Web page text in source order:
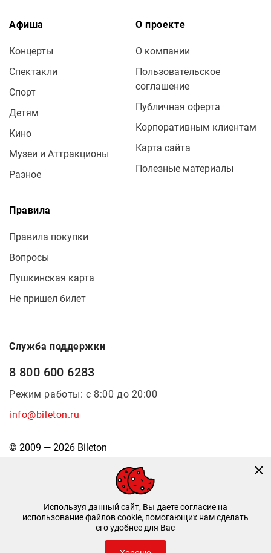
Афиша
Концерты
Спектакли
Спорт
Детям
Кино
Музеи и Аттракционы
Разное
О проекте
О компании
Пользовательское
соглашение
Публичная оферта
Корпоративным клиентам
Карта сайта
Полезные материалы
Правила
Правила покупки
Вопросы
Пушкинская карта
Не пришел билет
Служба поддержки
8 800 600 6283
Режим работы: с 8:00 до 20:00
info@bileton.ru
© 2009 — 2026 Bileton
Инфоматика
—Дизайн и разработка
Используя данный сайт, Вы даете согласие на
использование файлов cookie, помогающих нам сделать
его удобнее для Вас